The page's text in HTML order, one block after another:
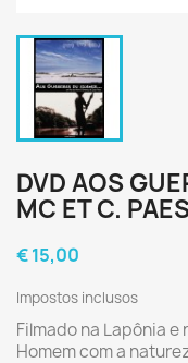
DVD AOS
MC ET C.
€ 15,00
Impostos inclusos
Filmado na Lapônia
Homem com a